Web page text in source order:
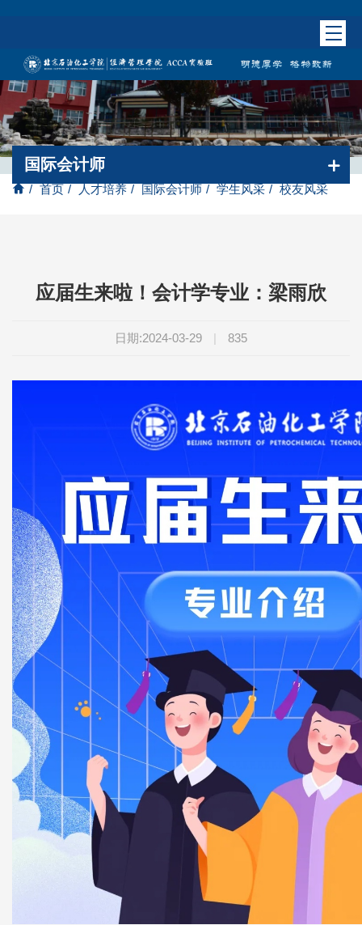
/ 首页 / 人才培养 / 国际会计师 / 学生风采 / 校友风采
国际会计师
应届生来啦！会计学专业：梁雨欣
日期:2024-03-29 | 835